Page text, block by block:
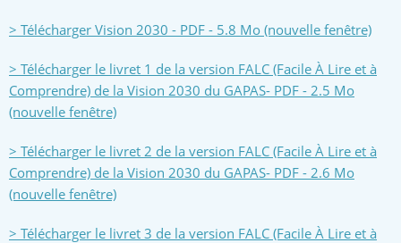
> Télécharger Vision 2030 - PDF - 5.8 Mo (nouvelle fenêtre)
> Télécharger le livret 1 de la version FALC (Facile À Lire et à
Comprendre) de la Vision 2030 du GAPAS- PDF - 2.5 Mo
(nouvelle fenêtre)
> Télécharger le livret 2 de la version FALC (Facile À Lire et à
Comprendre) de la Vision 2030 du GAPAS- PDF - 2.6 Mo
(nouvelle fenêtre)
> Télécharger le livret 3 de la version FALC (Facile À Lire et à